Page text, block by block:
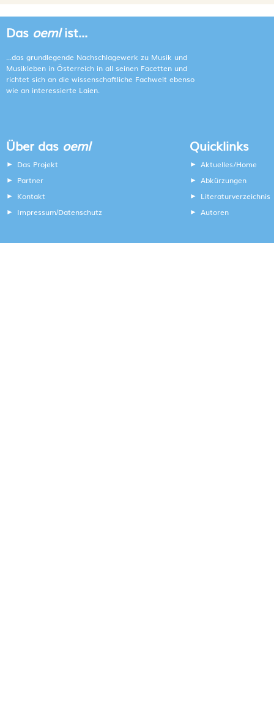
Das oemlist...
...das grundlegende Nachschlagewerk zu Musik und
Musikleben in Österreich in all seinen Facetten und
richtet sich an die wissenschaftliche Fachwelt ebenso
wie an interessierte Laien.
Über das oeml
Das Projekt
Partner
Kontakt
Impressum/Datenschutz
Quicklinks
Aktuelles/Home
Abkürzungen
Literaturverzeichnis
Autoren